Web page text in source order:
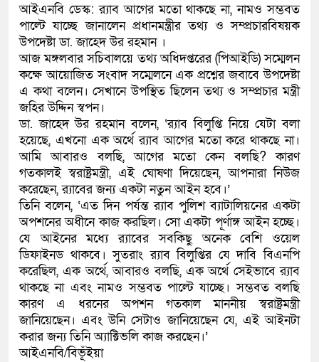
হারুনসহ ১০ জন
আইএনবি ডেস্ক: র‌্যাব আগের মতো থাকছে না, নামও সম্ভবত
পাল্টে যাচ্ছে জানালেন প্রধানমন্ত্রীর তথ্য ও সম্প্রচারবিষয়ক
উপদেষ্টা ডা. জাহেদ উর রহমান ।
আজ মঙ্গলবার সচিবালয়ে তথ্য অধিদপ্তরের (পিআইডি) সম্মেলন
কক্ষে আয়োজিত সংবাদ সম্মেলনে এক প্রশ্নের জবাবে উপদেষ্টা
এ কথা বলেন। সেখানে উপস্থিত ছিলেন তথ্য ও সম্প্রচার মন্ত্রী
জহির উদ্দিন স্বপন।
ডা. জাহেদ উর রহমান বলেন, ‘র‌্যাব বিলুপ্তি নিয়ে যেটা বলা
হয়েছে, এখনো এক অর্থে র‌্যাব আগের মতো করে থাকছে না।
আমি আবারও বলছি, আগের মতো কেন বলছি? কারণ
গতকালই স্বরাষ্ট্রমন্ত্রী, এই ঘোষণা দিয়েছেন, আপনারা নিউজ
করেছেন, র‌্যাবের জন্য একটা নতুন আইন হবে।’
তিনি বলেন, ‘এত দিন পর্যন্ত র‌্যাব পুলিশ ব্যাটালিয়নের একটা
অপশনের অধীনে কাজ করছিল। সো একটা পূর্ণাঙ্গ আইন হচ্ছে।
যে আইনের মধ্যে র‌্যাবের সবকিছু অনেক বেশি ওয়েল
ডিফাইনড থাকবে। সুতরাং র‌্যাব বিলুপ্তির যে দাবি বিএনপি
করেছিল, এক অর্থে, আবারও বলছি, এক অর্থে সেইভাবে র‌্যাব
থাকছে না এবং নামও সম্ভবত পাল্টে যাচ্ছে। সম্ভবত বলছি
কারণ এ ধরনের অপশন গতকাল মাননীয় স্বরাষ্ট্রমন্ত্রী
জানিয়েছেন। এবং উনি সেটাও জানিয়েছেন যে, এই আইনটা
করার জন্য তিনি অ্যাক্টিভলি কাজ করছেন।’
আইএনবি/বিভূঁইয়া